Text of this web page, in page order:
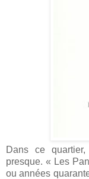
Dans ce
presque. « Les
ou années